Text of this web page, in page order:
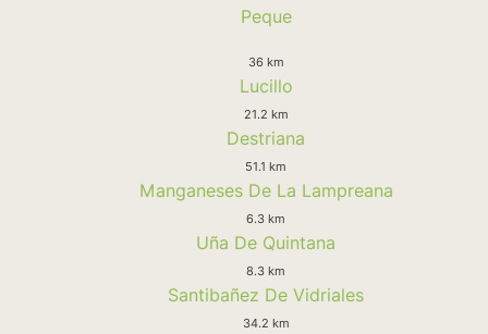
Peque
36 km
Lucillo
21.2 km
Destriana
51.1 km
Manganeses De La Lampreana
6.3 km
Uña De Quintana
8.3 km
Santibañez De Vidriales
34.2 km